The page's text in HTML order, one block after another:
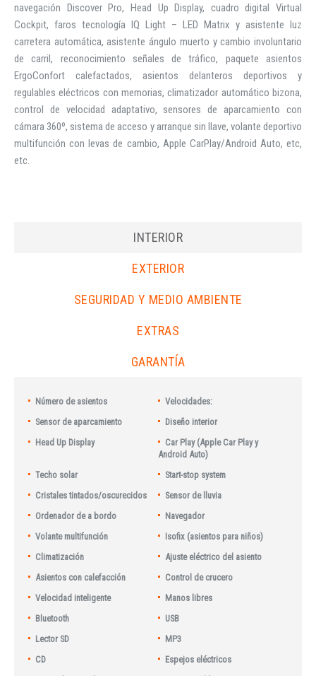
navegación Discover Pro, Head Up Display, cuadro digital Virtual
Cockpit, faros tecnología IQ Light – LED Matrix y asistente luz
carretera automática, asistente ángulo muerto y cambio involuntario
de carril, reconocimiento señales de tráfico, paquete asientos
ErgoConfort calefactados, asientos delanteros deportivos y
regulables eléctricos con memorias, climatizador automático bizona,
control de velocidad adaptativo, sensores de aparcamiento con
cámara 360º, sistema de acceso y arranque sin llave, volante deportivo
multifunción con levas de cambio, Apple CarPlay/Android Auto, etc,
etc.
INTERIOR
EXTERIOR
SEGURIDAD Y MEDIO AMBIENTE
EXTRAS
GARANTÍA
Número de asientos
Velocidades:
Sensor de aparcamiento
Diseño interior
Head Up Display
Car Play (Apple Car Play y
Android Auto)
Techo solar
Start-stop system
Cristales tintados/oscurecidos
Sensor de lluvia
Ordenador de a bordo
Navegador
Volante multifunción
Isofix (asientos para niños)
Climatización
Ajuste eléctrico del asiento
Asientos con calefacción
Control de crucero
Velocidad inteligente
Manos libres
Bluetooth
USB
Lector SD
MP3
CD
Espejos eléctricos